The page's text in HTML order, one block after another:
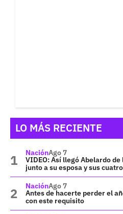
LO MÁS RECIENTE
NaciónAgo 7
VIDEO: Así llegó Abelardo
junto a su esposa y sus
NaciónAgo 7
Antes de hacerte perder el
con este requisito